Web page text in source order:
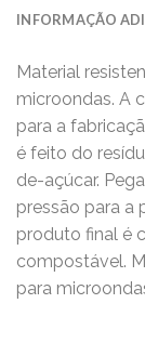
INFORMAÇÃO
Material
microondas. A
para a
é feito do
de-açúcar.
pressão para a
produto final é
compostável.
para